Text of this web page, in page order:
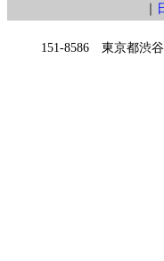
｜
151-8586 東京都渋